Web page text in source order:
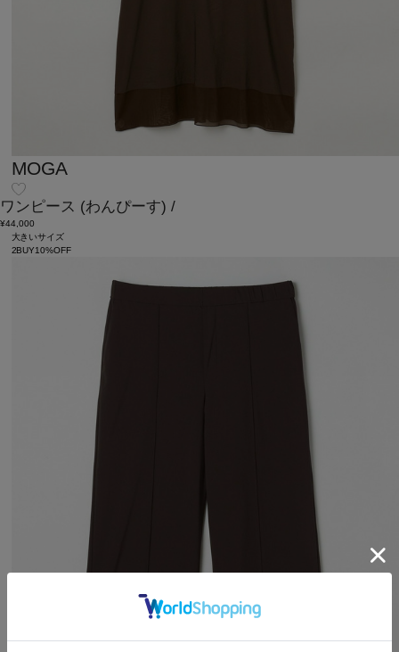
MOGA
ワンピース (わんぴーす) /
¥44,000
大きいサイズ
2BUY10%OFF